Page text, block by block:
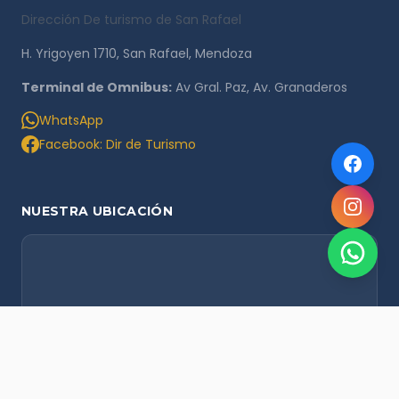
Dirección De turismo de San Rafael
H. Yrigoyen 1710, San Rafael, Mendoza
Terminal de Omnibus: Av Gral. Paz, Av. Granaderos
WhatsApp
Facebook: Dir de Turismo
NUESTRA UBICACIÓN